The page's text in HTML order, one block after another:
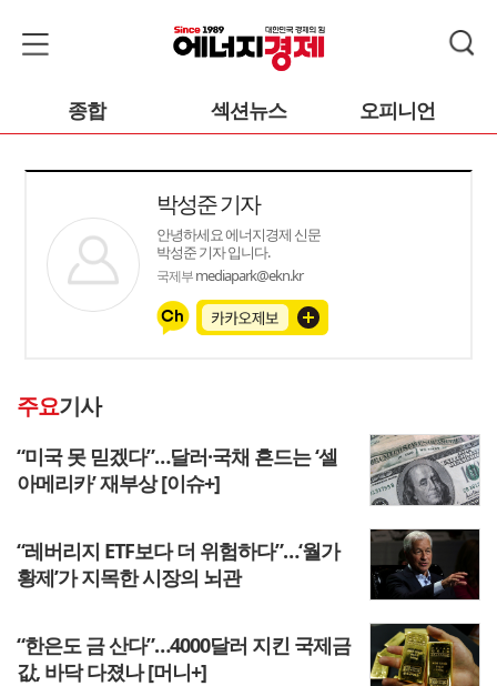
종합 섹션뉴스 오피니언
박성준 기자
안녕하세요 에너지경제 신문
박성준 기자 입니다.
국제부mediapark@ekn.kr
주요기사
“미국 못 믿겠다”…달러·국채 흔드는 ‘셀
아메리카’ 재부상 [이슈+]
“레버리지 ETF보다 더 위험하다”…‘월가
황제’가 지목한 시장의 뇌관
“한은도 금 산다”…4000달러 지킨 국제금
값, 바닥 다졌나 [머니+]